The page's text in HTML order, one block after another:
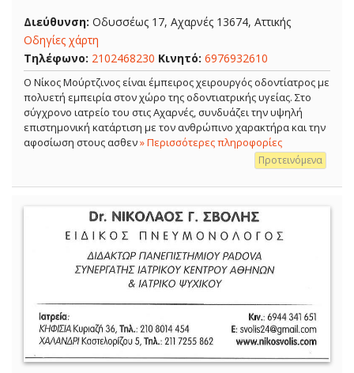
Διεύθυνση: Οδυσσέως 17, Αχαρνές 13674, Αττικής
Οδηγίες χάρτη
Τηλέφωνο: 2102468230 Κινητό: 6976932610
Ο Νίκος Μούρτζινος είναι έμπειρος χειρουργός οδοντίατρος με
πολυετή εμπειρία στον χώρο της οδοντιατρικής υγείας. Στο
σύγχρονο ιατρείο του στις Αχαρνές, συνδυάζει την υψηλή
επιστημονική κατάρτιση με τον ανθρώπινο χαρακτήρα και την
αφοσίωση στους ασθεν» Περισσότερες πληροφορίες
Προτεινόμενα